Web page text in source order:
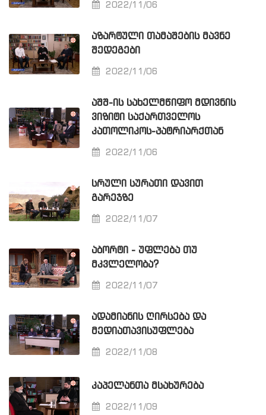
2022/11/06
ᲐᲖᲐᲠᲢᲣᲚᲘ ᲗᲐᲛᲐᲨᲔᲑᲘᲡ ᲛᲐᲕᲜᲔ
ᲨᲔᲓᲔᲒᲔᲑᲘ
2022/11/06
ᲐᲨᲨ-ᲘᲡ ᲡᲐᲮᲔᲚᲛᲬᲘᲤᲝ ᲛᲓᲘᲕᲜᲘᲡ
ᲕᲘᲖᲘᲢᲘ ᲡᲐᲥᲐᲠᲗᲕᲔᲚᲝᲡ
ᲙᲐᲗᲝᲚᲘᲙᲝᲡ-ᲞᲐᲢᲠᲘᲐᲠᲥᲗᲐᲜ
2022/11/06
ᲡᲠᲣᲚᲘ ᲡᲣᲠᲐᲗᲘ ᲓᲐᲕᲘᲗ
ᲒᲐᲠᲔᲯᲖᲔ
2022/11/07
ᲐᲑᲝᲠᲢᲘ - ᲣᲤᲚᲔᲑᲐ ᲗᲣ
ᲛᲙᲕᲚᲔᲚᲝᲑᲐ?
2022/11/07
ᲐᲓᲐᲛᲘᲐᲜᲘᲡ ᲦᲘᲠᲡᲔᲑᲐ ᲓᲐ
ᲛᲔᲓᲘᲐᲗᲐᲕᲘᲡᲣᲤᲚᲔᲑᲐ
2022/11/08
ᲙᲐᲞᲔᲚᲐᲜᲗᲐ ᲛᲡᲐᲮᲣᲠᲔᲑᲐ
2022/11/09